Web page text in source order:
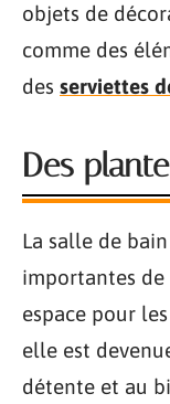
objets de
comme des
des serviettes
Des
La salle de
importantes de
espace pour
elle est
détente et au